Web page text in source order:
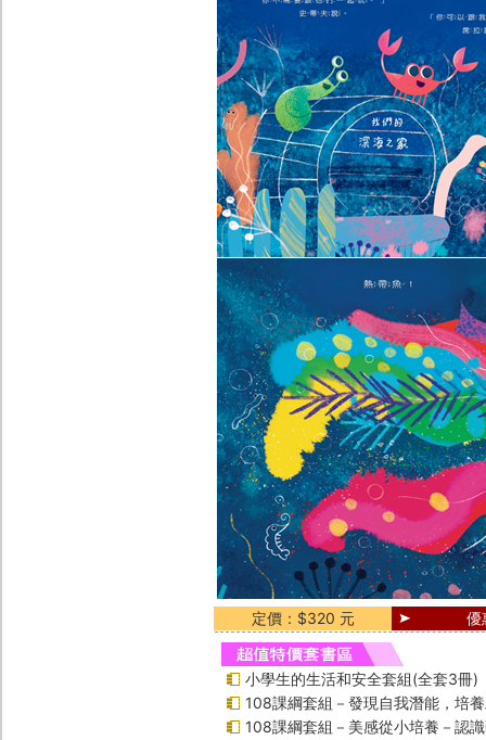
定價：$320 元 優
小學生的生活和安全套組(全套3冊)
108課綱套組－發現自我潛能，培
108課綱套組－美感從小培養－認